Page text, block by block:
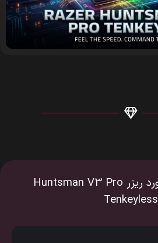
مراحل خرید کیبورد ریزر Huntsman V3 Pro
Tenkeyless